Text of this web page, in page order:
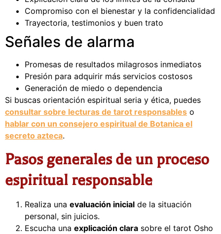
Compromiso con el bienestar y la confidencialidad
Trayectoria, testimonios y buen trato
Señales de alarma
Promesas de resultados milagrosos inmediatos
Presión para adquirir más servicios costosos
Generación de miedo o dependencia
Si buscas orientación espiritual seria y ética, puedes
consultar sobre lecturas de tarot responsables o
hablar con un consejero espiritual de Botanica el
secreto azteca.
Pasos generales de un proceso
espiritual responsable
Realiza una evaluación inicial de la situación
personal, sin juicios.
Escucha una explicación clara sobre el tarot Osho